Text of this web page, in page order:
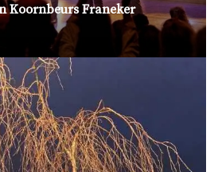
Koornbeurs Franeker